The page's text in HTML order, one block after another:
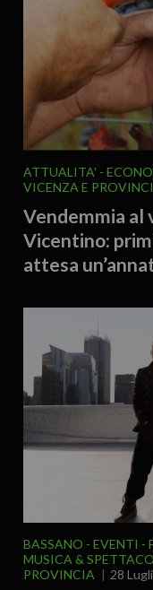
ATTUALITA'
VICENZA E
Vendemmia al
Vicentino:
attesa
BASSANO EVENTI
MUSICA &
PROVINCIA
28